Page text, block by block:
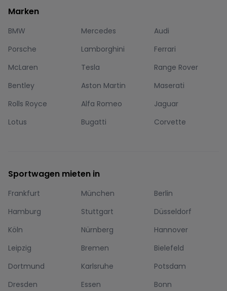
Marken
BMW Mercedes
Audi
Porsche
Lamborghini
Ferrari
McLaren
Tesla
Range Rover
Bentley
Aston Martin
Maserati
Rolls Royce
Alfa Romeo
Jaguar
Lotus
Bugatti Corvette
Sportwagen mieten in
Frankfurt München
Berlin
Hamburg
Stuttgart
Düsseldorf
Köln
Nürnberg
Hannover
Leipzig
Bremen
Bielefeld
Dortmund
Karlsruhe
Potsdam
Dresden
Essen Bonn